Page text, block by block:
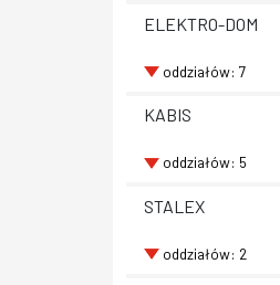
ELEKTRO-DOM
oddziałów: 7
KABIS
oddziałów: 5
STALEX
oddziałów: 2